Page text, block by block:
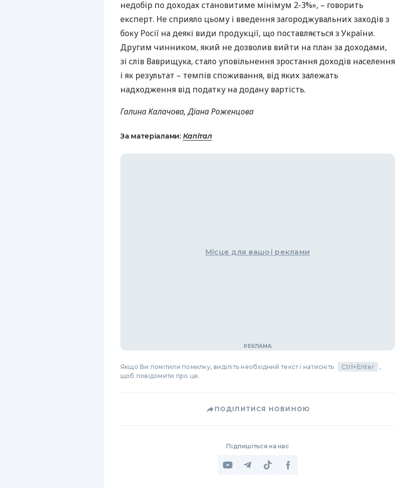
недобір по доходах становитиме мінімум 2-3%», – говорить
експерт. Не сприяло цьому і введення загороджувальних заходів з
боку Росії на деякі види продукції, що поставляється з України.
Другим чинником, який не дозволив вийти на план за доходами,
зі слів Ваврищука, стало уповільнення зростання доходів населення
і як результат – темпів споживання, від яких залежать
надходження від податку на додану вартість.
Галина Калачова, Діана Роженцова
За матеріалами: Капітал
Місце для вашої реклами
Якщо Ви помітили помилку, виділіть необхідний текст і натисніть Ctrl+Enter
,
щоб повідомити про це.
ПОДІЛИТИСЯ НОВИНОЮ
Підпишіться на нас